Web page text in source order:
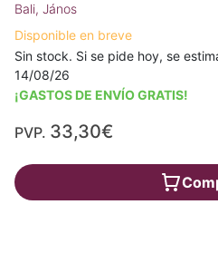
Bali, János
Disponible en breve
Sin stock. Si se pide hoy, se
14/08/26
¡GASTOS DE ENVÍO GRATIS!
PVP. 33,30€